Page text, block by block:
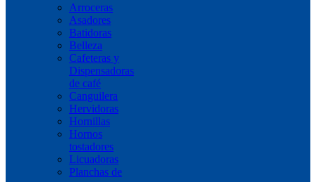
Arroceras
Asadores
Batidoras
Belleza
Cafeteras y
Dispensadoras
de café
Canguilera
Hervidoras
Hornillas
Hornos
tostadores
Licuadoras
Planchas de